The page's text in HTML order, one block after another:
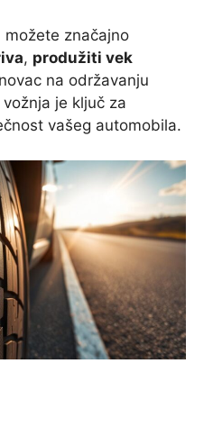
možete značajno
, produžiti vek
na održavanju
je ključ za
vašeg automobila.